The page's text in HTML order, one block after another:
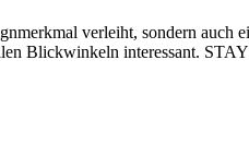
verleiht, sondern auch
Blickwinkeln interessant.